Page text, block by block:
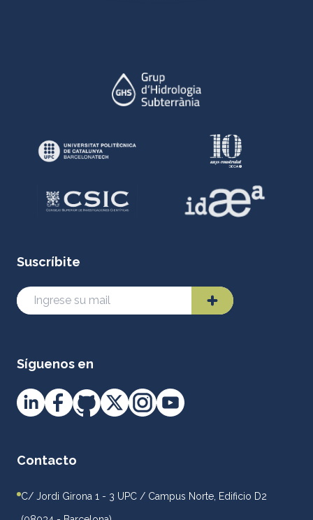
Suscríbite
Síguenos en
Contacto
C/ Jordi Girona 1 - 3 UPC / Campus Norte, Edificio D2